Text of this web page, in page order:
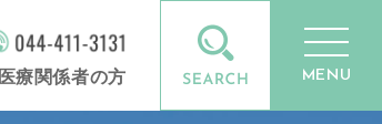
医療関係者の方 MENU